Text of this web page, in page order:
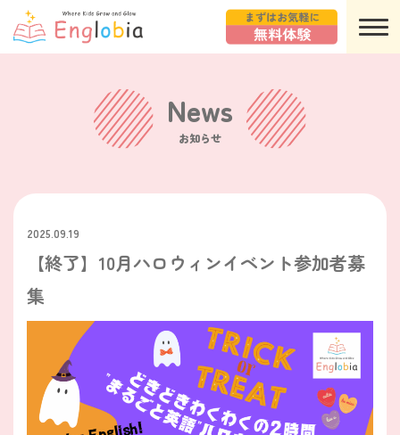
News
お知らせ
2025.09.19
【終了】10月ハロウィンイベント参加者募
集